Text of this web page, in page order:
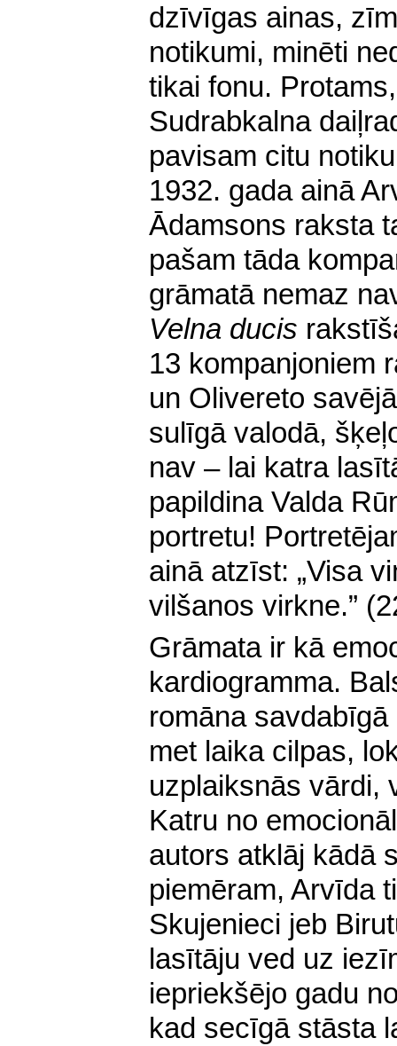
dzīvīgas ainas,
notikumi, minēti
tikai fonu.
Sudrabkalna
pavisam citu
1932. gada ainā
Ādamsons raksta
pašam tāda
grāmatā nemaz
Velna ducis
13 kompanjoniem
un Olivereto
sulīgā valodā,
nav – lai katra
papildina Valda
portretu!
ainā atzīst: „Visa
vilšanos virkne.”
Grāmata ir kā
kardiogramma.
romāna savdabīgā
met laika cilpas,
uzplaiksnās vārdi,
Katru no
autors atklāj kādā
piemēram, Arvīda
Skujenieci jeb
lasītāju ved uz
iepriekšējo gadu
kad secīgā stāsta